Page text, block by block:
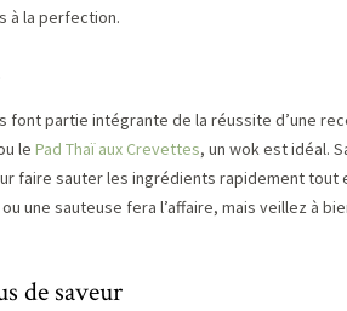
à la perfection.
font partie intégrante de la réussite d’une
le Pad Thaï aux Crevettes, un wok est idéal.
faire sauter les ingrédients rapidement tout
une sauteuse fera l’affaire, mais veillez à
de saveur